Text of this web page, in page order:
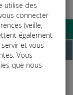
utilise des
connecter
(veille,
également
et vous
Vous
que nous